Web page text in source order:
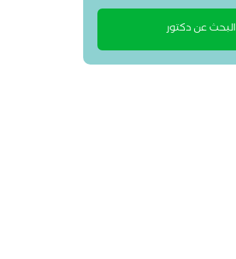
البحث عن دكتور